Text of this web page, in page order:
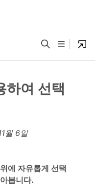
하여 선택
월 6일
에 자유롭게 선택
봅니다.